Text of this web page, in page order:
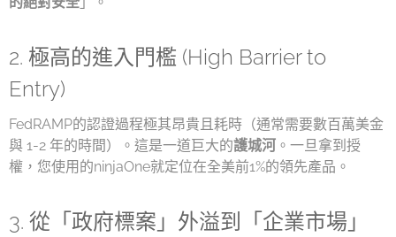
2. 極高的進入門檻 (High Barrier to
Entry)
FedRAMP的認證過程極其昂貴且耗時（通常需要數百萬美金
與 1-2 年的時間）。這是一道巨大的護城河 。一旦拿到授
權，您使用的ninjaOne就定位在全美前1%的領先產品。
3. 從「政府標案」外溢到「企業市場」